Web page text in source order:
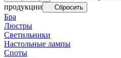
продукции
Сбросить
Бра
Люстры
Светильники
Настольные лампы
Споты